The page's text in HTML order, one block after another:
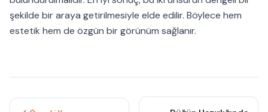
şekilde bir araya getirilmesiyle elde edilir. Böylece hem
estetik hem de özgün bir görünüm sağlanır.